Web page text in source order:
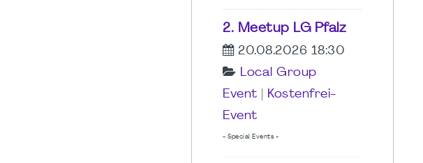
2. Meetup LG Pfalz
20.08.2026 18:30
Local Group
Event
Kostenfrei-
Event
- Special Events -